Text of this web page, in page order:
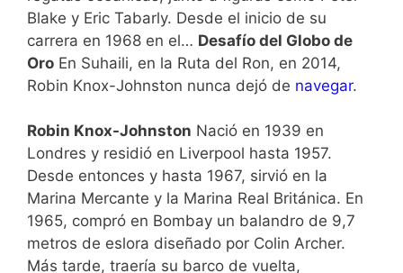
Blake y Eric Tabarly. Desde el inicio de su
carrera en 1968 en el… Desafío del Globo de
Oro En Suhaili, en la Ruta del Ron, en 2014,
Robin Knox-Johnston nunca dejó de navegar.
Robin Knox-Johnston Nació en 1939 en
Londres y residió en Liverpool hasta 1957.
Desde entonces y hasta 1967, sirvió en la
Marina Mercante y la Marina Real Británica. En
1965, compró en Bombay un balandro de 9,7
metros de eslora diseñado por Colin Archer.
Más tarde, traería su barco de vuelta,